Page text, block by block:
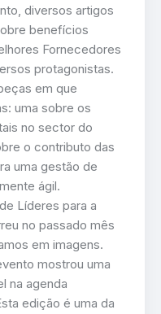
diversos artigos
benefícios
Fornecedores
protagonistas.
em que
uma sobre os
no sector do
o contributo das
uma gestão de
ágil.
Líderes para a
no passado mês
em imagens.
mostrou uma
na agenda
edição é uma da